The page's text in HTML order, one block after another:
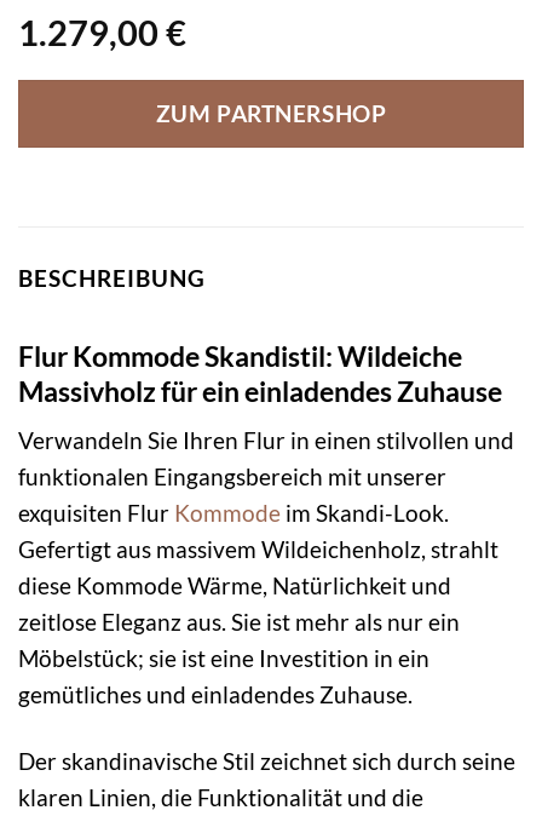
1.279,00 €
ZUM PARTNERSHOP
BESCHREIBUNG
Flur Kommode Skandistil: Wildeiche
Massivholz für ein einladendes Zuhause
Verwandeln Sie Ihren Flur in einen stilvollen und
funktionalen Eingangsbereich mit unserer
exquisiten Flur Kommode im Skandi-Look.
Gefertigt aus massivem Wildeichenholz, strahlt
diese Kommode Wärme, Natürlichkeit und
zeitlose Eleganz aus. Sie ist mehr als nur ein
Möbelstück; sie ist eine Investition in ein
gemütliches und einladendes Zuhause.
Der skandinavische Stil zeichnet sich durch seine
klaren Linien, die Funktionalität und die